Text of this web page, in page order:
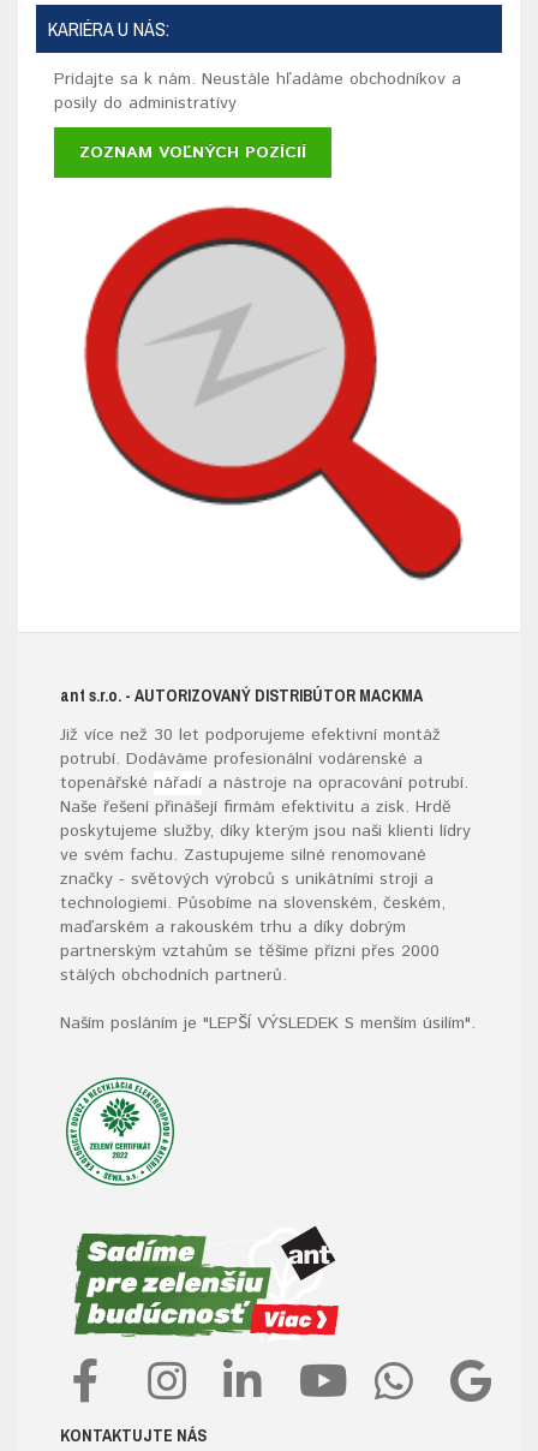
KARIÉRA U NÁS:
Pridajte sa k nám. Neustále hľadáme obchodníkov a
posily do administratívy
ZOZNAM VOĽNÝCH POZÍCIÍ
ant s.r.o. - AUTORIZOVANÝ DISTRIBÚTOR MACKMA
Již více než 30 let podporujeme efektivní montáž
potrubí. Dodáváme profesionální vodárenské a
topenářské nářadí a nástroje na opracování potrubí.
Naše řešení přinášejí firmám efektivitu a zisk. Hrdě
poskytujeme služby, díky kterým jsou naši klienti lídry
ve svém fachu. Zastupujeme silné renomované
značky - světových výrobců s unikátními stroji a
technologiemi. Působíme na slovenském, českém,
maďarském a rakouském trhu a díky dobrým
partnerským vztahům se těšíme přízni přes 2000
stálých obchodních partnerů.
Naším posláním je "LEPŠÍ VÝSLEDEK S menším úsilím".
KONTAKTUJTE NÁS